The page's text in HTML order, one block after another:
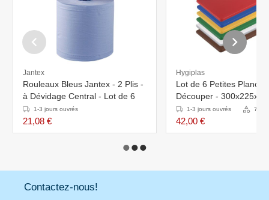
Jantex
Rouleaux Bleus Jantex - 2 Plis -
à Dévidage Central - Lot de 6
1-3 jours ouvrés
21,08 €
Hygiplas
Lot de 6 Petites
Découper -
Disponible en 6
1-3 jours ouvrés 7
42,00 €
Contactez-nous!